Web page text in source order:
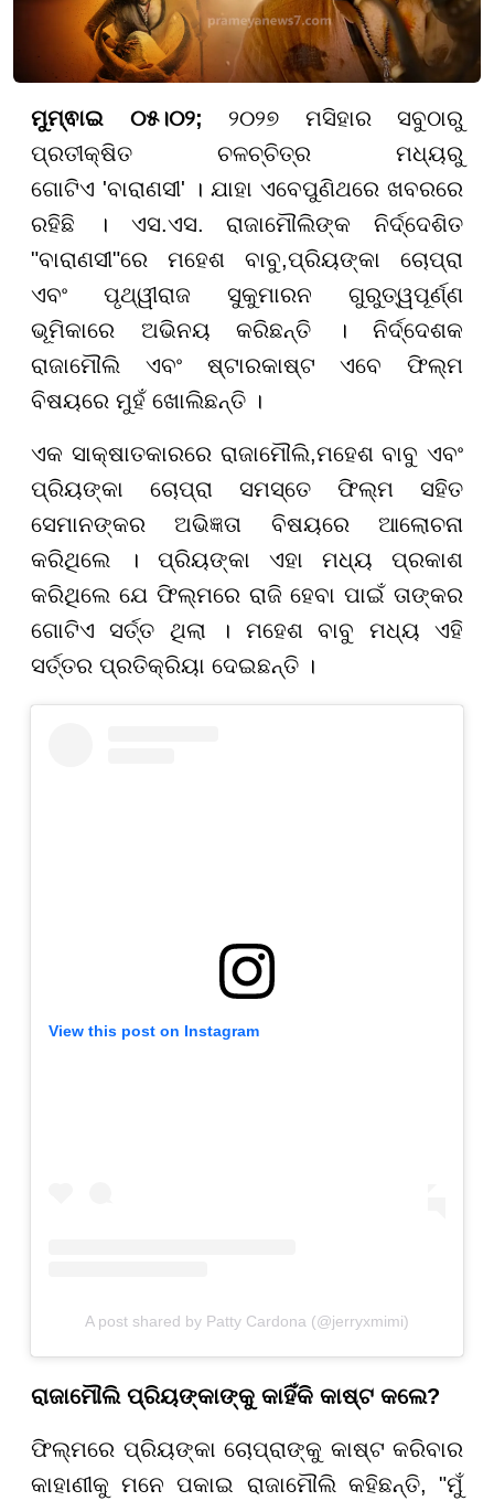
ମୁମ୍ଵାଇ ୦୫।୦୨; ୨୦୨୭ ମସିହାର ସବୁଠାରୁ
ପ୍ରତୀକ୍ଷିତ ଚଳଚ୍ଚିତ୍ର ମଧ୍ୟରୁ
ଗୋଟିଏ 'ବାରାଣସୀ' । ଯାହା ଏବେପୁଣିଥରେ ଖବରରେ
ରହିଛି । ଏସ.ଏସ. ରାଜାମୌଲିଙ୍କ ନିର୍ଦ୍ଦେଶିତ
"ବାରାଣସୀ"ରେ ମହେଶ ବାବୁ,ପ୍ରିୟଙ୍କା ଚୋପ୍ରା
ଏବଂ ପୃଥ୍ୱୀରାଜ ସୁକୁମାରନ ଗୁରୁତ୍ୱପୂର୍ଣ୍ଣ
ଭୂମିକାରେ ଅଭିନୟ କରିଛନ୍ତି । ନିର୍ଦ୍ଦେଶକ
ରାଜାମୌଲି ଏବଂ ଷ୍ଟାରକାଷ୍ଟ ଏବେ ଫିଲ୍ମ
ବିଷୟରେ ମୁହଁ ଖୋଲିଛନ୍ତି ।
ଏକ ସାକ୍ଷାତକାରରେ ରାଜାମୌଲି,ମହେଶ ବାବୁ ଏବଂ
ପ୍ରିୟଙ୍କା ଚୋପ୍ରା ସମସ୍ତେ ଫିଲ୍ମ ସହିତ
ସେମାନଙ୍କର ଅଭିଜ୍ଞତା ବିଷୟରେ ଆଲୋଚନା
କରିଥିଲେ । ପ୍ରିୟଙ୍କା ଏହା ମଧ୍ୟ ପ୍ରକାଶ
କରିଥିଲେ ଯେ ଫିଲ୍ମରେ ରାଜି ହେବା ପାଇଁ ତାଙ୍କର
ଗୋଟିଏ ସର୍ତ୍ତ ଥିଲା । ମହେଶ ବାବୁ ମଧ୍ୟ ଏହି
ସର୍ତ୍ତର ପ୍ରତିକ୍ରିୟା ଦେଇଛନ୍ତି ।
View this post on Instagram
A post shared by Patty Cardona (@jerryxmimi)
ରାଜାମୌଲି ପ୍ରିୟଙ୍କାଙ୍କୁ କାହିଁକି କାଷ୍ଟ କଲେ?
ଫିଲ୍ମରେ ପ୍ରିୟଙ୍କା ଚୋପ୍ରାଙ୍କୁ କାଷ୍ଟ କରିବାର
କାହାଣୀକୁ ମନେ ପକାଇ ରାଜାମୌଲି କହିଛନ୍ତି, "ମୁଁ